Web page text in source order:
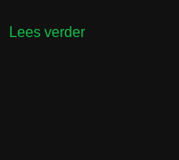
Lees verder